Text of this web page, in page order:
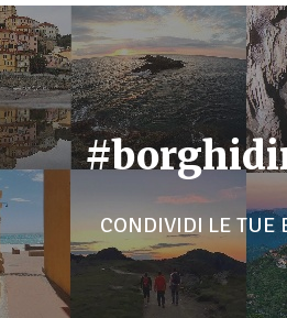
CONDIVIDI LE TUE